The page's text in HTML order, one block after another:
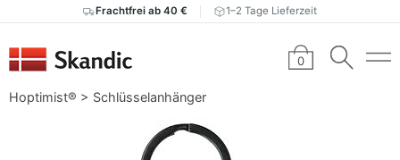
Frachtfrei ab 40 € 1–2 Tage Lieferzeit
0
Hoptimist® > Schlüsselanhänger